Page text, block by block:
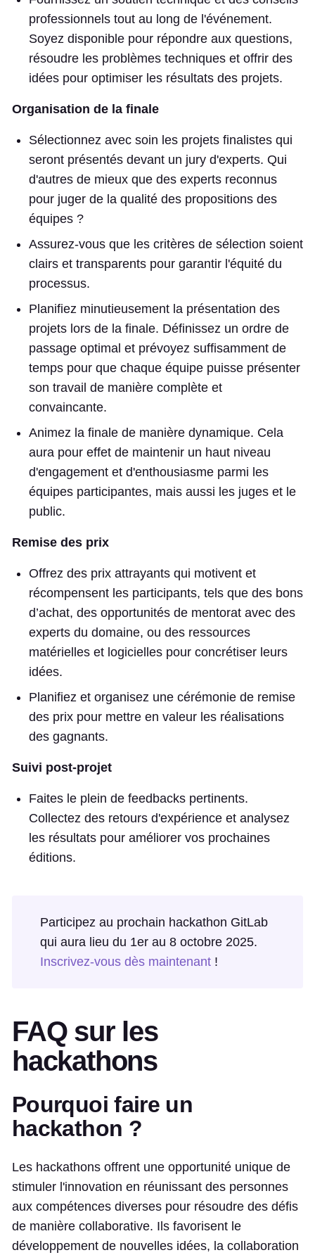
professionnels tout au long de l'événement.
Soyez disponible pour répondre aux questions,
résoudre les problèmes techniques et offrir des
idées pour optimiser les résultats des projets.
Organisation de la finale
Sélectionnez avec soin les projets finalistes qui
seront présentés devant un jury d'experts. Qui
d'autres de mieux que des experts reconnus
pour juger de la qualité des propositions des
équipes ?
Assurez-vous que les critères de sélection soient
clairs et transparents pour garantir l'équité du
processus.
Planifiez minutieusement la présentation des
projets lors de la finale. Définissez un ordre de
passage optimal et prévoyez suffisamment de
temps pour que chaque équipe puisse présenter
son travail de manière complète et
convaincante.
Animez la finale de manière dynamique. Cela
aura pour effet de maintenir un haut niveau
d'engagement et d'enthousiasme parmi les
équipes participantes, mais aussi les juges et le
public.
Remise des prix
Offrez des prix attrayants qui motivent et
récompensent les participants, tels que des bons
d’achat, des opportunités de mentorat avec des
experts du domaine, ou des ressources
matérielles et logicielles pour concrétiser leurs
idées.
Planifiez et organisez une cérémonie de remise
des prix pour mettre en valeur les réalisations
des gagnants.
Suivi post-projet
Faites le plein de feedbacks pertinents.
Collectez des retours d'expérience et analysez
les résultats pour améliorer vos prochaines
éditions.
Participez au prochain hackathon GitLab
qui aura lieu du 1er au 8 octobre 2025.
Inscrivez-vous dès maintenant !
FAQ sur les
hackathons
Pourquoi faire un
hackathon ?
Les hackathons offrent une opportunité unique de
stimuler l'innovation en réunissant des personnes
aux compétences diverses pour résoudre des défis
de manière collaborative. Ils favorisent le
développement de nouvelles idées, la collaboration